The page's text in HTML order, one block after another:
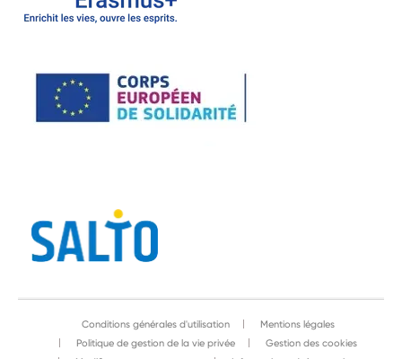
Conditions générales d'utilisation
Mentions légales
Politique de gestion de la vie privée
Gestion des cookies